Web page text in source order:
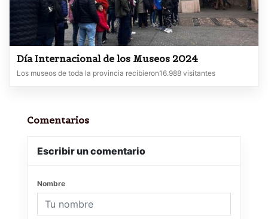
Día Internacional de los Museos 2024
Los museos de toda la provincia recibieron16.988 visitantes
Comentarios
Escribir un comentario
Nombre